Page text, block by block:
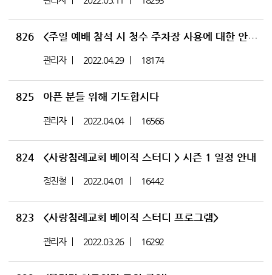
826 <주일 예배 참석 시 청수 주차장 사용에 대한 안내 공지>
관리자 2022.04.29 18174
825 아픈 분들 위해 기도합시다
관리자 2022.04.04 16566
824 <사랑침례교회 베이직 스터디 > 시즌 1 일정 안내
정진철 2022.04.01 16442
823 <사랑침례교회 베이직 스터디 프로그램>
관리자 2022.03.26 16292